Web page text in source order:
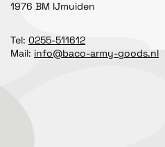
1976 BM IJmuiden
Tel: 0255-511612
Mail: info@baco-army-goods.nl